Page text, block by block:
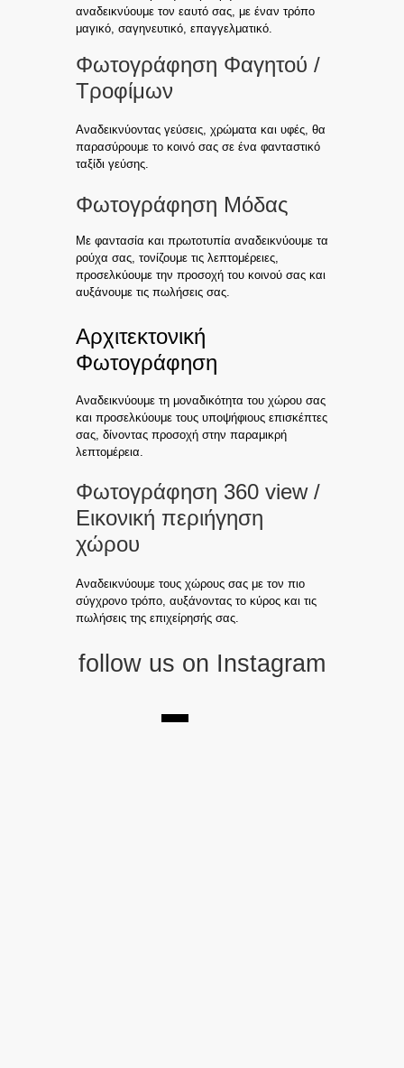
αναδεικνύουμε τον εαυτό σας, με έναν τρόπο
μαγικό, σαγηνευτικό, επαγγελματικό.
Φωτογράφηση Φαγητού /
Τροφίμων
Αναδεικνύοντας γεύσεις, χρώματα και υφές, θα
παρασύρουμε το κοινό σας σε ένα φανταστικό
ταξίδι γεύσης.
Φωτογράφηση Μόδας
Με φαντασία και πρωτοτυπία αναδεικνύουμε τα
ρούχα σας, τονίζουμε τις λεπτομέρειες,
προσελκύουμε την προσοχή του κοινού σας και
αυξάνουμε τις πωλήσεις σας.
Αρχιτεκτονική
Φωτογράφηση
Αναδεικνύουμε τη μοναδικότητα του χώρου σας
και προσελκύουμε τους υποψήφιους επισκέπτες
σας, δίνοντας προσοχή στην παραμικρή
λεπτομέρεια.
Φωτογράφηση 360 view /
Εικονική περιήγηση
χώρου
Αναδεικνύουμε τους χώρους σας με τον πιο
σύγχρονο τρόπο, αυξάνοντας το κύρος και τις
πωλήσεις της επιχείρησής σας.
follow us on Instagram